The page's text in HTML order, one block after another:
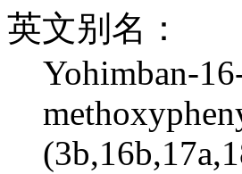
英文别名：
Yohimban-